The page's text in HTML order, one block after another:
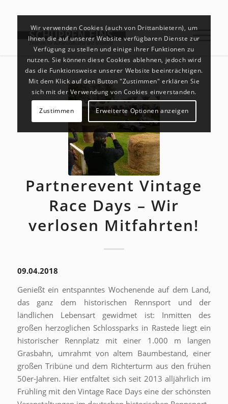
Partnerevent Vintage
Race Days – Wir
verlosen Mitfahrten!
09.04.2018
Genießt ein entspanntes Wochenende auf dem Land,
das ganz dem historischen Rennsport und der
ländlichen Lebensart gewidmet ist: Inmitten des
großen herzoglichen Schlossparks in Rastede liegt ein
historischer Rennplatz mit einer 1.000 m langen
Grasbahn, umrahmt von altem Baumbestand, einer
großen Tribüne und dem ­Richterturm aus den frühen
50er-Jahren. Hier entfaltet sich seit 2013 alljährlich im
Frühling mit den Vintage Race Days eine der schönsten
Wir verwenden Cookies (auch von Drittanbietern), um
Ihnen die auf unserer Website verfügbaren Dienste zur
Verfügung zu stellen und einige ihrer Funktionen zu
nutzen. Sie können diese Cookies ablehnen, jedoch wird
das die Funktionsweise unserer Website beeinträchtigen.
Mit dem Klick auf den Button "Zustimmen" erklären Sie
sich mit der Verwendung von Cookies einverstanden.
Zustimmen Erweiterte Optionen anzeigen